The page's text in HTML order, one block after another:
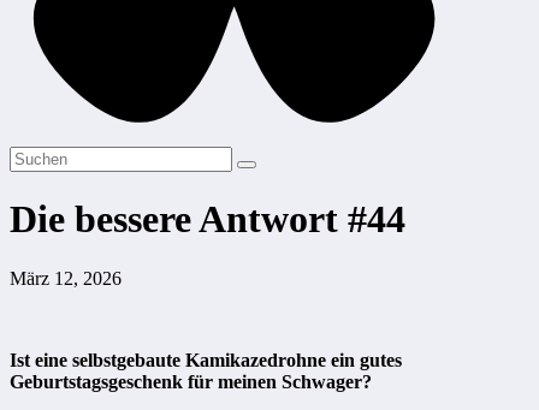
Die bessere Antwort #44
März 12, 2026
Ist eine selbstgebaute Kamikazedrohne ein gutes
Geburtstagsgeschenk für meinen Schwager?